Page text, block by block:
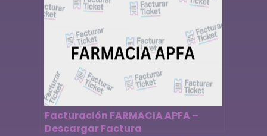
Facturación FARMACIA APFA –
Descargar Factura